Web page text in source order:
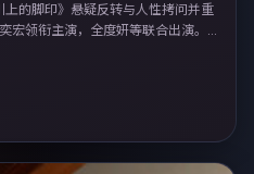
的脚印》悬疑反转与人性拷问并重
宏领衔主演，全度妍等联合出演。剧
土叙事与人物弧光，适合检索「惊悚
同步开启。影片在节奏、摄影与配乐
影评长文与专题策划的引用素材。